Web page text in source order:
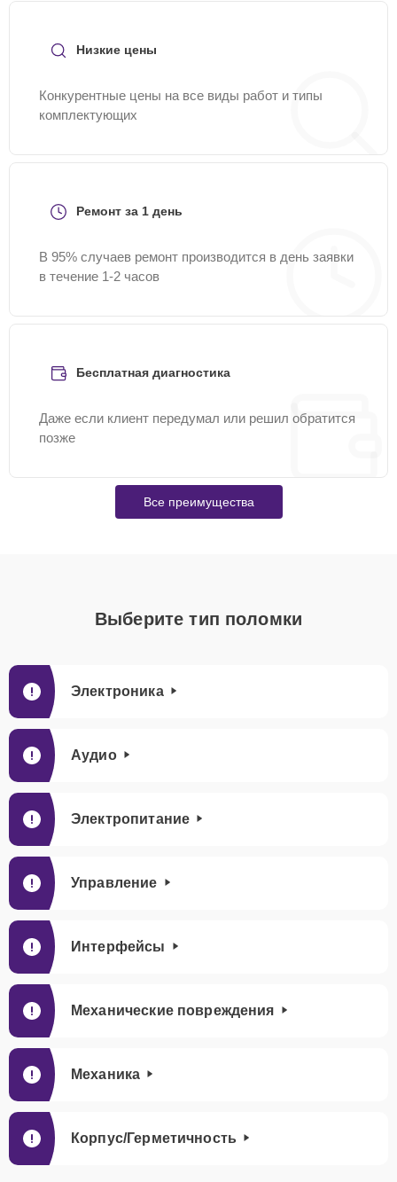
Низкие цены
Конкурентные цены на все виды работ и типы
комплектующих
Ремонт за 1 день
В 95% случаев ремонт производится в день заявки
в течение 1-2 часов
Бесплатная диагностика
Даже если клиент передумал или решил обратится
позже
Все преимущества
Выберите тип поломки
Электроника
Аудио
Электропитание
Управление
Интерфейсы
Механические повреждения
Механика
Корпус/Герметичность